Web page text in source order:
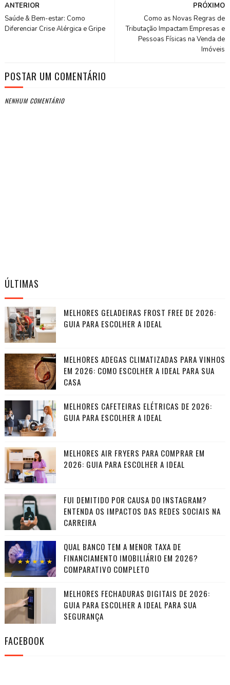
PRÓXIMO
Como as Novas Regras de
Tributação Impactam Empresas e
Pessoas Físicas na Venda de
Imóveis
ANTERIOR
Saúde & Bem-estar: Como
Diferenciar Crise Alérgica e Gripe
POSTAR UM COMENTÁRIO
NENHUM COMENTÁRIO
ÚLTIMAS
MELHORES GELADEIRAS FROST FREE DE 2026:
GUIA PARA ESCOLHER A IDEAL
MELHORES ADEGAS CLIMATIZADAS PARA VINHOS
EM 2026: COMO ESCOLHER A IDEAL PARA SUA
CASA
MELHORES CAFETEIRAS ELÉTRICAS DE 2026:
GUIA PARA ESCOLHER A IDEAL
MELHORES AIR FRYERS PARA COMPRAR EM
2026: GUIA PARA ESCOLHER A IDEAL
FUI DEMITIDO POR CAUSA DO INSTAGRAM?
ENTENDA OS IMPACTOS DAS REDES SOCIAIS NA
CARREIRA
QUAL BANCO TEM A MENOR TAXA DE
FINANCIAMENTO IMOBILIÁRIO EM 2026?
COMPARATIVO COMPLETO
MELHORES FECHADURAS DIGITAIS DE 2026:
GUIA PARA ESCOLHER A IDEAL PARA SUA
SEGURANÇA
FACEBOOK